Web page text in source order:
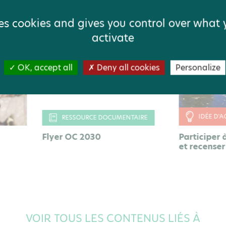
RESSOURCE DOCUMENTAIRE
OC 2030
IDÉE D'ACTION
Participer à Objectif
et recenser une mare !
VOIR TOUS LES CONTENUS LIÉS À
cookies and gives you control over
activate
OK, accept all Deny all cookies Personalize